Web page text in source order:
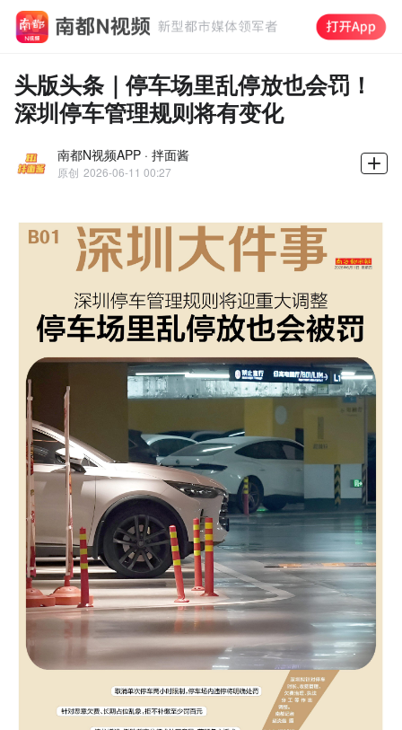
头版头条｜停车场里乱停放也会罚！
深圳停车管理规则将有变化
南都N视频APP · 拌面酱
原创 2026-06-11 00:27